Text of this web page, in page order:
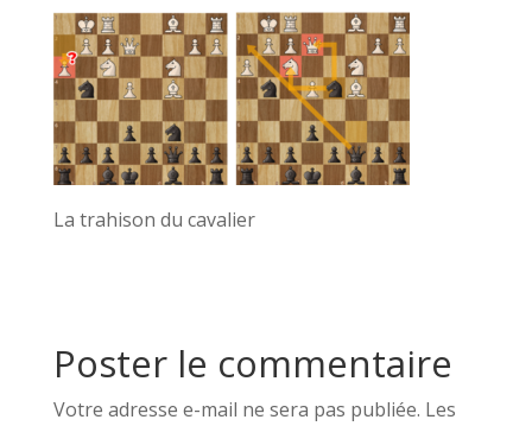
La trahison du cavalier
Poster le commentaire
Votre adresse e-mail ne sera pas publiée. Les